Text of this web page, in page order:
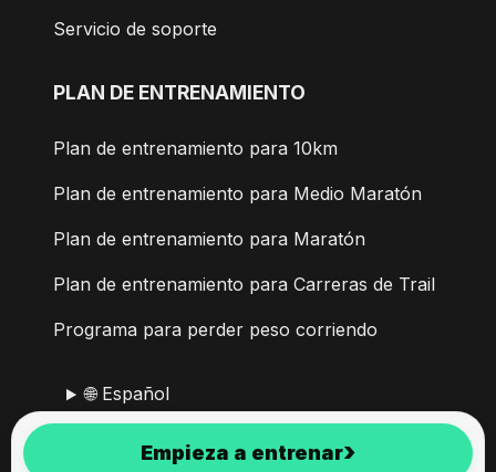
Empieza a entrenar›
Servicio de soporte
PLAN DE ENTRENAMIENTO
Plan de entrenamiento para 10km
Plan de entrenamiento para Medio Maratón
Plan de entrenamiento para Maratón
Plan de entrenamiento para Carreras de Trail
Programa para perder peso corriendo
🌐 Español
RunMotion Coach desarrollado con pasión desde 2017